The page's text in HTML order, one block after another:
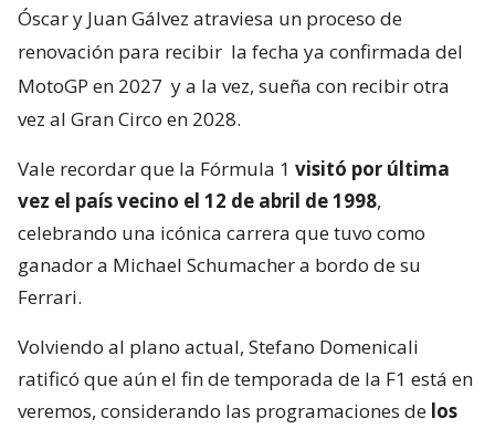
Óscar y Juan Gálvez atraviesa un proceso de
renovación para recibir la fecha ya confirmada del
MotoGP en 2027 y a la vez, sueña con recibir otra
vez al Gran Circo en 2028.
Vale recordar que la Fórmula 1 visitó por última
vez el país vecino el 12 de abril de 1998,
celebrando una icónica carrera que tuvo como
ganador a Michael Schumacher a bordo de su
Ferrari.
Volviendo al plano actual, Stefano Domenicali
ratificó que aún el fin de temporada de la F1 está en
veremos, considerando las programaciones de los